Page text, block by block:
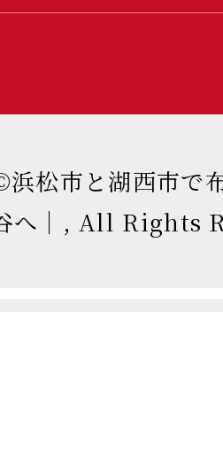
松市と湖西市で
へ｜, All Rights